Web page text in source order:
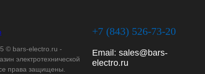
© bars-electro.ru -
электротехнической
права защищены.
+7 (843) 526-73-20
Email: sales@bars-
electro.ru